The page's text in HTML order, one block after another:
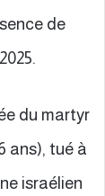
de
du martyr
ans), tué à
israélien